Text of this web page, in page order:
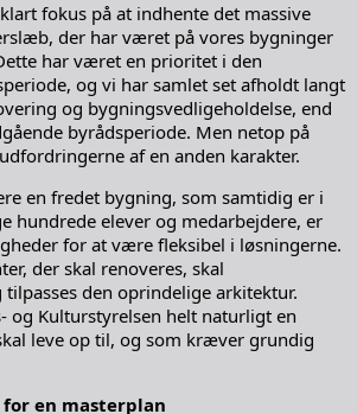
fokus på at indhente det massive
der har været på vores bygninger
har været en prioritet i den
og vi har samlet set afholdt langt
og bygningsvedligeholdelse, end
byrådsperiode. Men netop på
af en anden karakter.
en fredet bygning, som samtidig er i
hundrede elever og medarbejdere, er
for at være fleksibel i løsningerne.
der skal renoveres, skal
den oprindelige arkitektur.
og Kulturstyrelsen helt naturligt en
leve op til, og som kræver grundig
en masterplan